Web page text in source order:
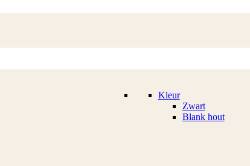
Kleur
Zwart
Blank hout